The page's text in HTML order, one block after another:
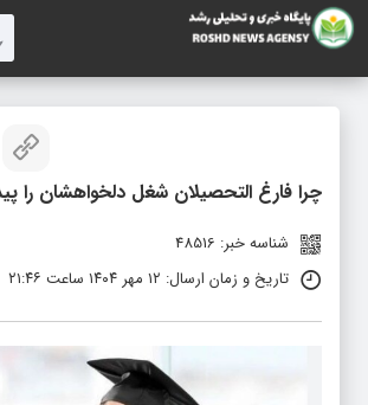
چرا فارغ التحصیلان شغل دلخواهشان را
شناسه خبر: 48516
تاریخ و زمان ارسال: ۱۲ مهر ۱۴۰۴ ساعت ۲۱:۴۶